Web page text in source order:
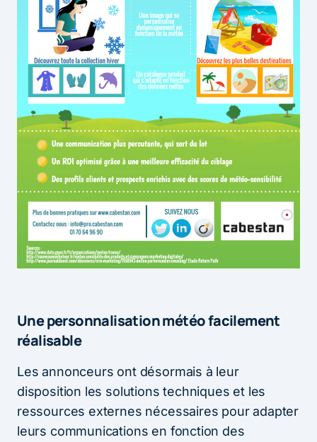
Une personnalisation météo facilement
réalisable
Les annonceurs ont désormais à leur
disposition les solutions techniques et les
ressources externes nécessaires pour adapter
leurs communications en fonction des